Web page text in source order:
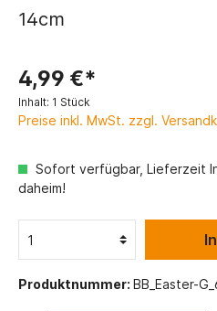
14cm
4,99 €*
Inhalt: 1 Stück
Preise inkl. MwSt. zzgl.
Sofort verfügbar, Lieferzeit
daheim!
Produktnummer: BB_Easter-